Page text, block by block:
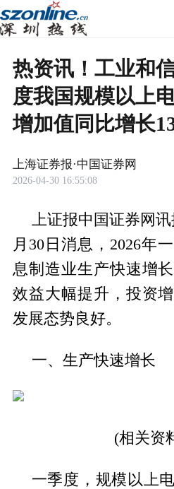
热资讯！工业和
度我国规模以上
增加值同比增长
上海证券报·中国证券网
2026-04-30 16:55:08
上证报中国证券网
月30日消息，2026年
息制造业生产快速增
效益大幅提升，投资
发展态势良好。
一、生产快速增长
(相关资
一季度，规模以上